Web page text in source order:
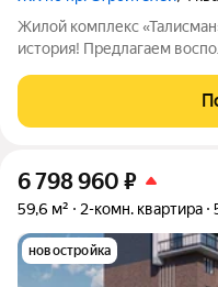
Жилой комплекс «Талисман» место, где начнётся ваша
история! Предлагаем
комфорткласса
Череповца. Особенности
6 798 960 ₽
59,6 м² 2-комн. квартира
новостройка